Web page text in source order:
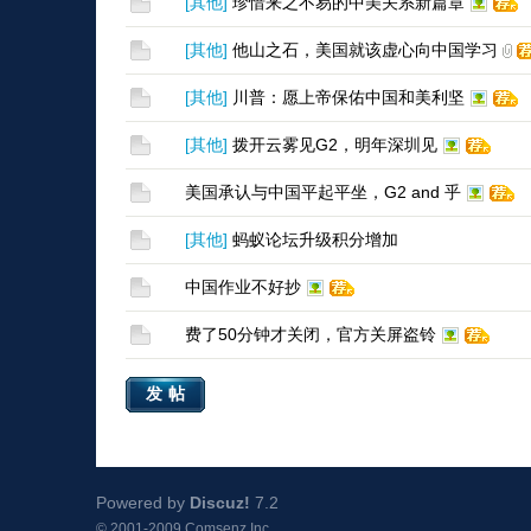
[其他] 他山之石，美国就该虚心向中国学习
[其他] 川普：愿上帝保佑中国和美利坚
[其他] 拨开云雾见G2，明年深圳见
美国承认与中国平起平坐，G2 and 乎
[其他] 蚂蚁论坛升级积分增加
中国作业不好抄
费了50分钟才关闭，官方关屏盗铃
发帖
Powered by Discuz! 7.2